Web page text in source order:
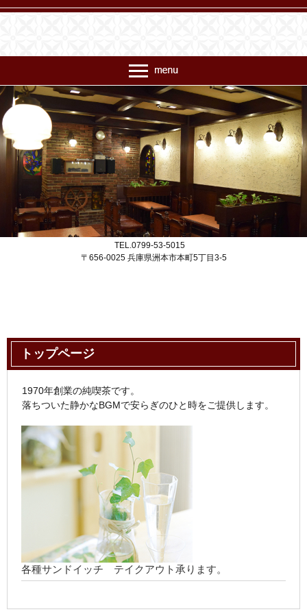
喫茶ビエン コモード56商店街
TEL.0799-53-5015
〒656-0025 兵庫県洲本市本町5丁目3-5
トップページ
1970年創業の純喫茶です。
落ちついた静かなBGMで安らぎのひと時をご提供します。
各種サンドイッチ テイクアウト承ります。